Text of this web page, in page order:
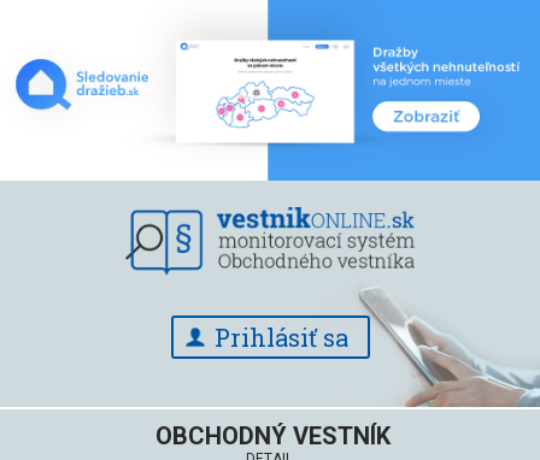
Prihlásiť sa
OBCHODNÝ VESTNÍK